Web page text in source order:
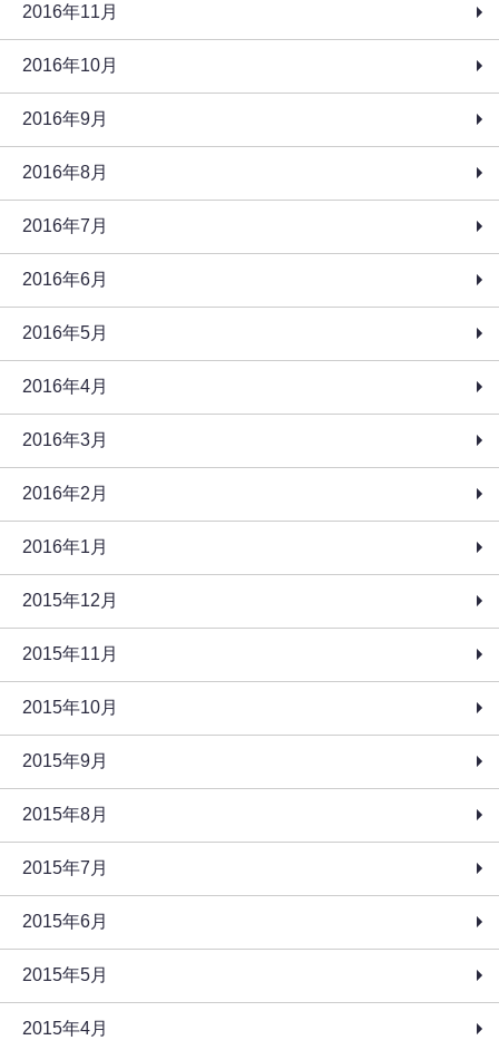
2016年11月
2016年10月
2016年9月
2016年8月
2016年7月
2016年6月
2016年5月
2016年4月
2016年3月
2016年2月
2016年1月
2015年12月
2015年11月
2015年10月
2015年9月
2015年8月
2015年7月
2015年6月
2015年5月
2015年4月